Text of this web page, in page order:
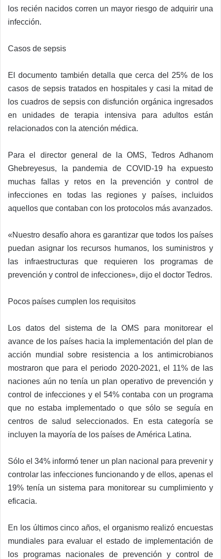
los recién nacidos corren un mayor riesgo de adquirir una
infección.
Casos de sepsis
El documento también detalla que cerca del 25% de los
casos de sepsis tratados en hospitales y casi la mitad de
los cuadros de sepsis con disfunción orgánica ingresados
en unidades de terapia intensiva para adultos están
relacionados con la atención médica.
Para el director general de la OMS, Tedros Adhanom
Ghebreyesus, la pandemia de COVID-19 ha expuesto
muchas fallas y retos en la prevención y control de
infecciones en todas las regiones y países, incluidos
aquellos que contaban con los protocolos más avanzados.
«Nuestro desafío ahora es garantizar que todos los países
puedan asignar los recursos humanos, los suministros y
las infraestructuras que requieren los programas de
prevención y control de infecciones», dijo el doctor Tedros.
Pocos países cumplen los requisitos
Los datos del sistema de la OMS para monitorear el
avance de los países hacia la implementación del plan de
acción mundial sobre resistencia a los antimicrobianos
mostraron que para el periodo 2020-2021, el 11% de las
naciones aún no tenía un plan operativo de prevención y
control de infecciones y el 54% contaba con un programa
que no estaba implementado o que sólo se seguía en
centros de salud seleccionados. En esta categoría se
incluyen la mayoría de los países de América Latina.
Sólo el 34% informó tener un plan nacional para prevenir y
controlar las infecciones funcionando y de ellos, apenas el
19% tenía un sistema para monitorear su cumplimiento y
eficacia.
En los últimos cinco años, el organismo realizó encuestas
mundiales para evaluar el estado de implementación de
los programas nacionales de prevención y control de